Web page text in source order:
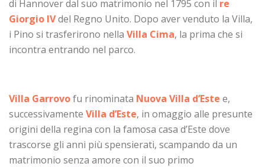
di Hannover dal suo matrimonio nel 1795 con il re
Giorgio IVdel Regno Unito. Dopo aver venduto la Villa,
i Pino si trasferirono nella Villa Cima, la prima che si
incontra entrando nel parco.
Villa Garrovofu rinominata Nuova Villa d’Este e,
successivamente Villa d’Este, in omaggio alle presunte
origini della regina con la famosa casa d’Este dove
trascorse gli anni più spensierati, scampando da un
matrimonio senza amore con il suo primo